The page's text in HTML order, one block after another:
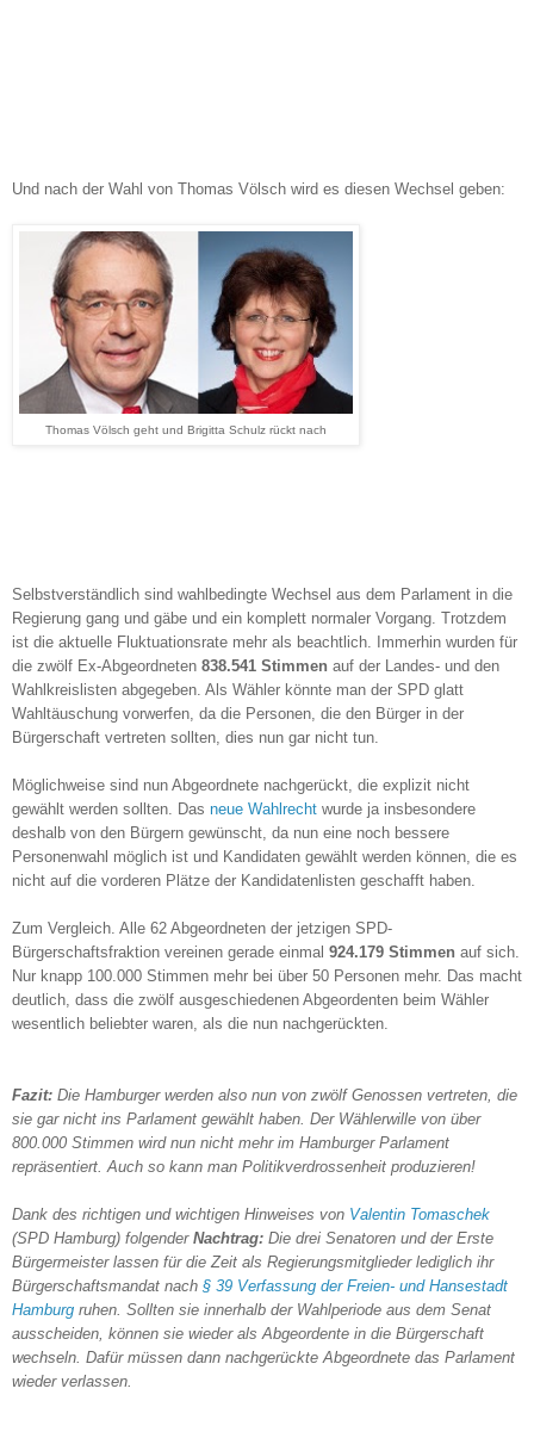
Und nach der Wahl von Thomas Völsch wird es diesen Wechsel geben:
Thomas Völsch geht und Brigitta Schulz rückt nach
Selbstverständlich sind wahlbedingte Wechsel aus dem Parlament in die
Regierung gang und gäbe und ein komplett normaler Vorgang. Trotzdem
ist die aktuelle Fluktuationsrate mehr als beachtlich. Immerhin wurden für
die zwölf Ex-Abgeordneten 838.541 Stimmen auf der Landes- und den
Wahlkreislisten abgegeben. Als Wähler könnte man der SPD glatt
Wahltäuschung vorwerfen, da die Personen, die den Bürger in der
Bürgerschaft vertreten sollten, dies nun gar nicht tun.
Möglichweise sind nun Abgeordnete nachgerückt, die explizit nicht
gewählt werden sollten. Das neue Wahlrecht wurde ja insbesondere
deshalb von den Bürgern gewünscht, da nun eine noch bessere
Personenwahl möglich ist und Kandidaten gewählt werden können, die es
nicht auf die vorderen Plätze der Kandidatenlisten geschafft haben.
Zum Vergleich. Alle 62 Abgeordneten der jetzigen SPD-
Bürgerschaftsfraktion vereinen gerade einmal 924.179 Stimmen auf sich.
Nur knapp 100.000 Stimmen mehr bei über 50 Personen mehr. Das macht
deutlich, dass die zwölf ausgeschiedenen Abgeordenten beim Wähler
wesentlich beliebter waren, als die nun nachgerückten.
Fazit: Die Hamburger werden also nun von zwölf Genossen vertreten, die
sie gar nicht ins Parlament gewählt haben. Der Wählerwille von über
800.000 Stimmen wird nun nicht mehr im Hamburger Parlament
repräsentiert. Auch so kann man Politikverdrossenheit produzieren!
Dank des richtigen und wichtigen Hinweises von Valentin Tomaschek
(SPD Hamburg) folgenderNachtrag: Die drei Senatoren und der Erste
Bürgermeister lassen für die Zeit als Regierungsmitglieder lediglich ihr
Bürgerschaftsmandat nach § 39 Verfassung der Freien- und Hansestadt
Hamburg ruhen. Sollten sie innerhalb der Wahlperiode aus dem Senat
ausscheiden, können sie wieder als Abgeordente in die Bürgerschaft
wechseln. Dafür müssen dann nachgerückte Abgeordnete das Parlament
wieder verlassen.